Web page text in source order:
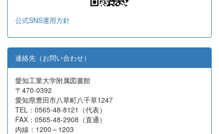
公式SNS運用方針
連絡先（お問い合わせ）
愛知工業大学附属図書館
〒470-0392
愛知県豊田市八草町八千草1247
TEL：0565-48-8121（代表）
FAX：0565-48-2908（直通）
内線：1200～1203